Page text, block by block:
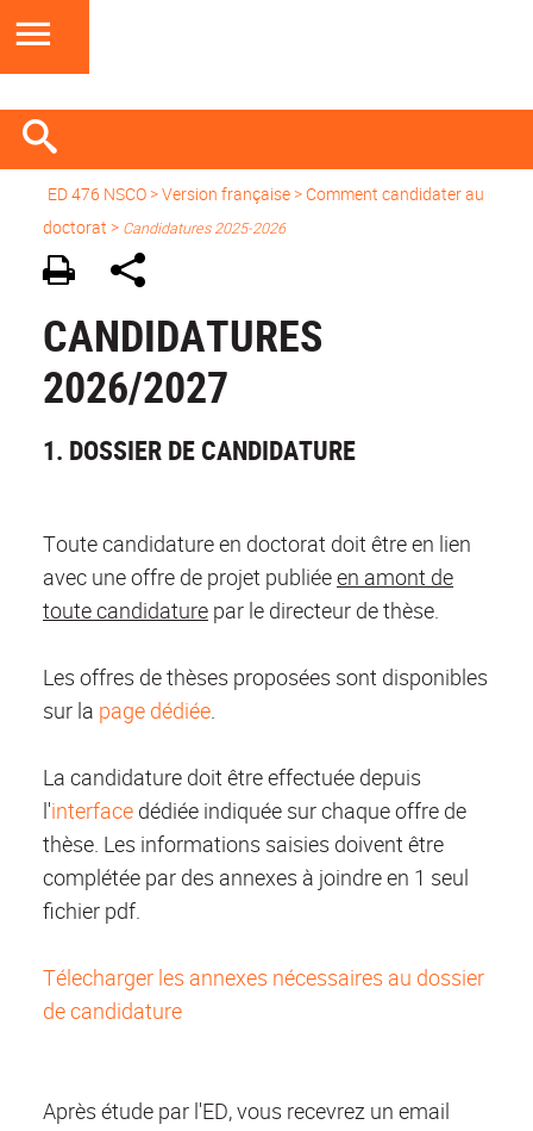
ED 476 NSCO>Version française> Comment candidater au
doctorat > Candidatures 2025-2026
CANDIDATURES
2026/2027
1. DOSSIER DE CANDIDATURE
Toute candidature en doctorat doit être en lien
avec une offre de projet publiéeen amont de
toute candidature par le directeur de thèse.
Les offres de thèses proposées sont disponibles
sur la page dédiée.
La candidature doit être effectuée depuis
l'interface dédiée indiquée sur chaque offre de
thèse. Les informations saisies doivent être
complétée par des annexes à joindre en 1 seul
fichier pdf.
Télecharger les annexes nécessaires au dossier
de candidature
Après étude par l'ED, vous recevrez un email